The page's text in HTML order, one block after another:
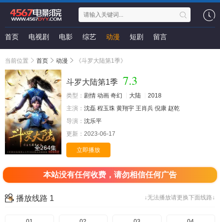
首页 电视剧 电影 综艺 动漫 短剧 留言
当前位置 首页 动漫 《斗罗大陆第1季》
全264集
斗罗大陆第1季 7.3
类型： 剧情 动画 奇幻 大陆
2018
主演： 沈磊 程玉珠 黄翔宇 王肖兵 倪康 赵乾
导演： 沈乐平
更新： 2023-06-17
立即播放
本站没有任何收费，请勿相信任何广告
↓无法播放请更换下面线路↓
播放线路 1